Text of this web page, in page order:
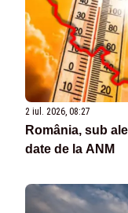
2 iul. 2026, 08:27
România, sub
date de la ANM